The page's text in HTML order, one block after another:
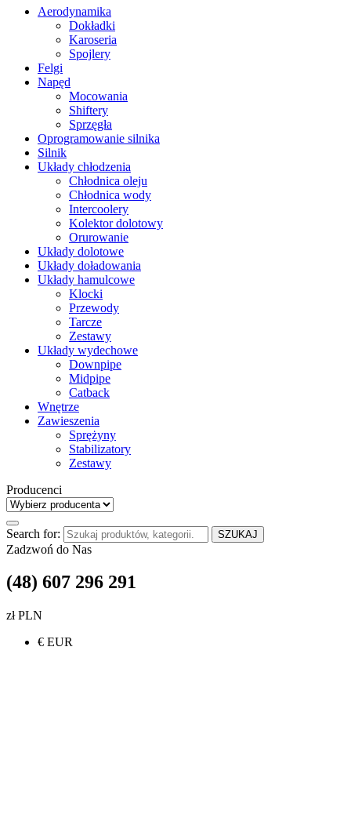
Aerodynamika
Dokładki
Karoseria
Spojlery
Felgi
Napęd
Mocowania
Shiftery
Sprzęgła
Oprogramowanie silnika
Silnik
Układy chłodzenia
Chłodnica oleju
Chłodnica wody
Intercoolery
Kolektor dolotowy
Orurowanie
Układy dolotowe
Układy doładowania
Układy hamulcowe
Klocki
Przewody
Tarcze
Zestawy
Układy wydechowe
Downpipe
Midpipe
Catback
Wnętrze
Zawieszenia
Sprężyny
Stabilizatory
Zestawy
Producenci
Search for: SZUKAJ
Zadzwoń do Nas
(48) 607 296 291
zł PLN
€ EUR